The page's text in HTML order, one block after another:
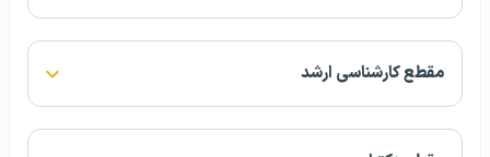
مقطع کارشناسی ارشد